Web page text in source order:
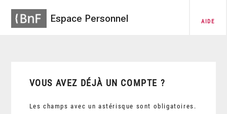
Espace Personnel AIDE
VOUS AVEZ DÉJÀ UN COMPTE ?
Les champs avec un astérisque sont obligatoires.